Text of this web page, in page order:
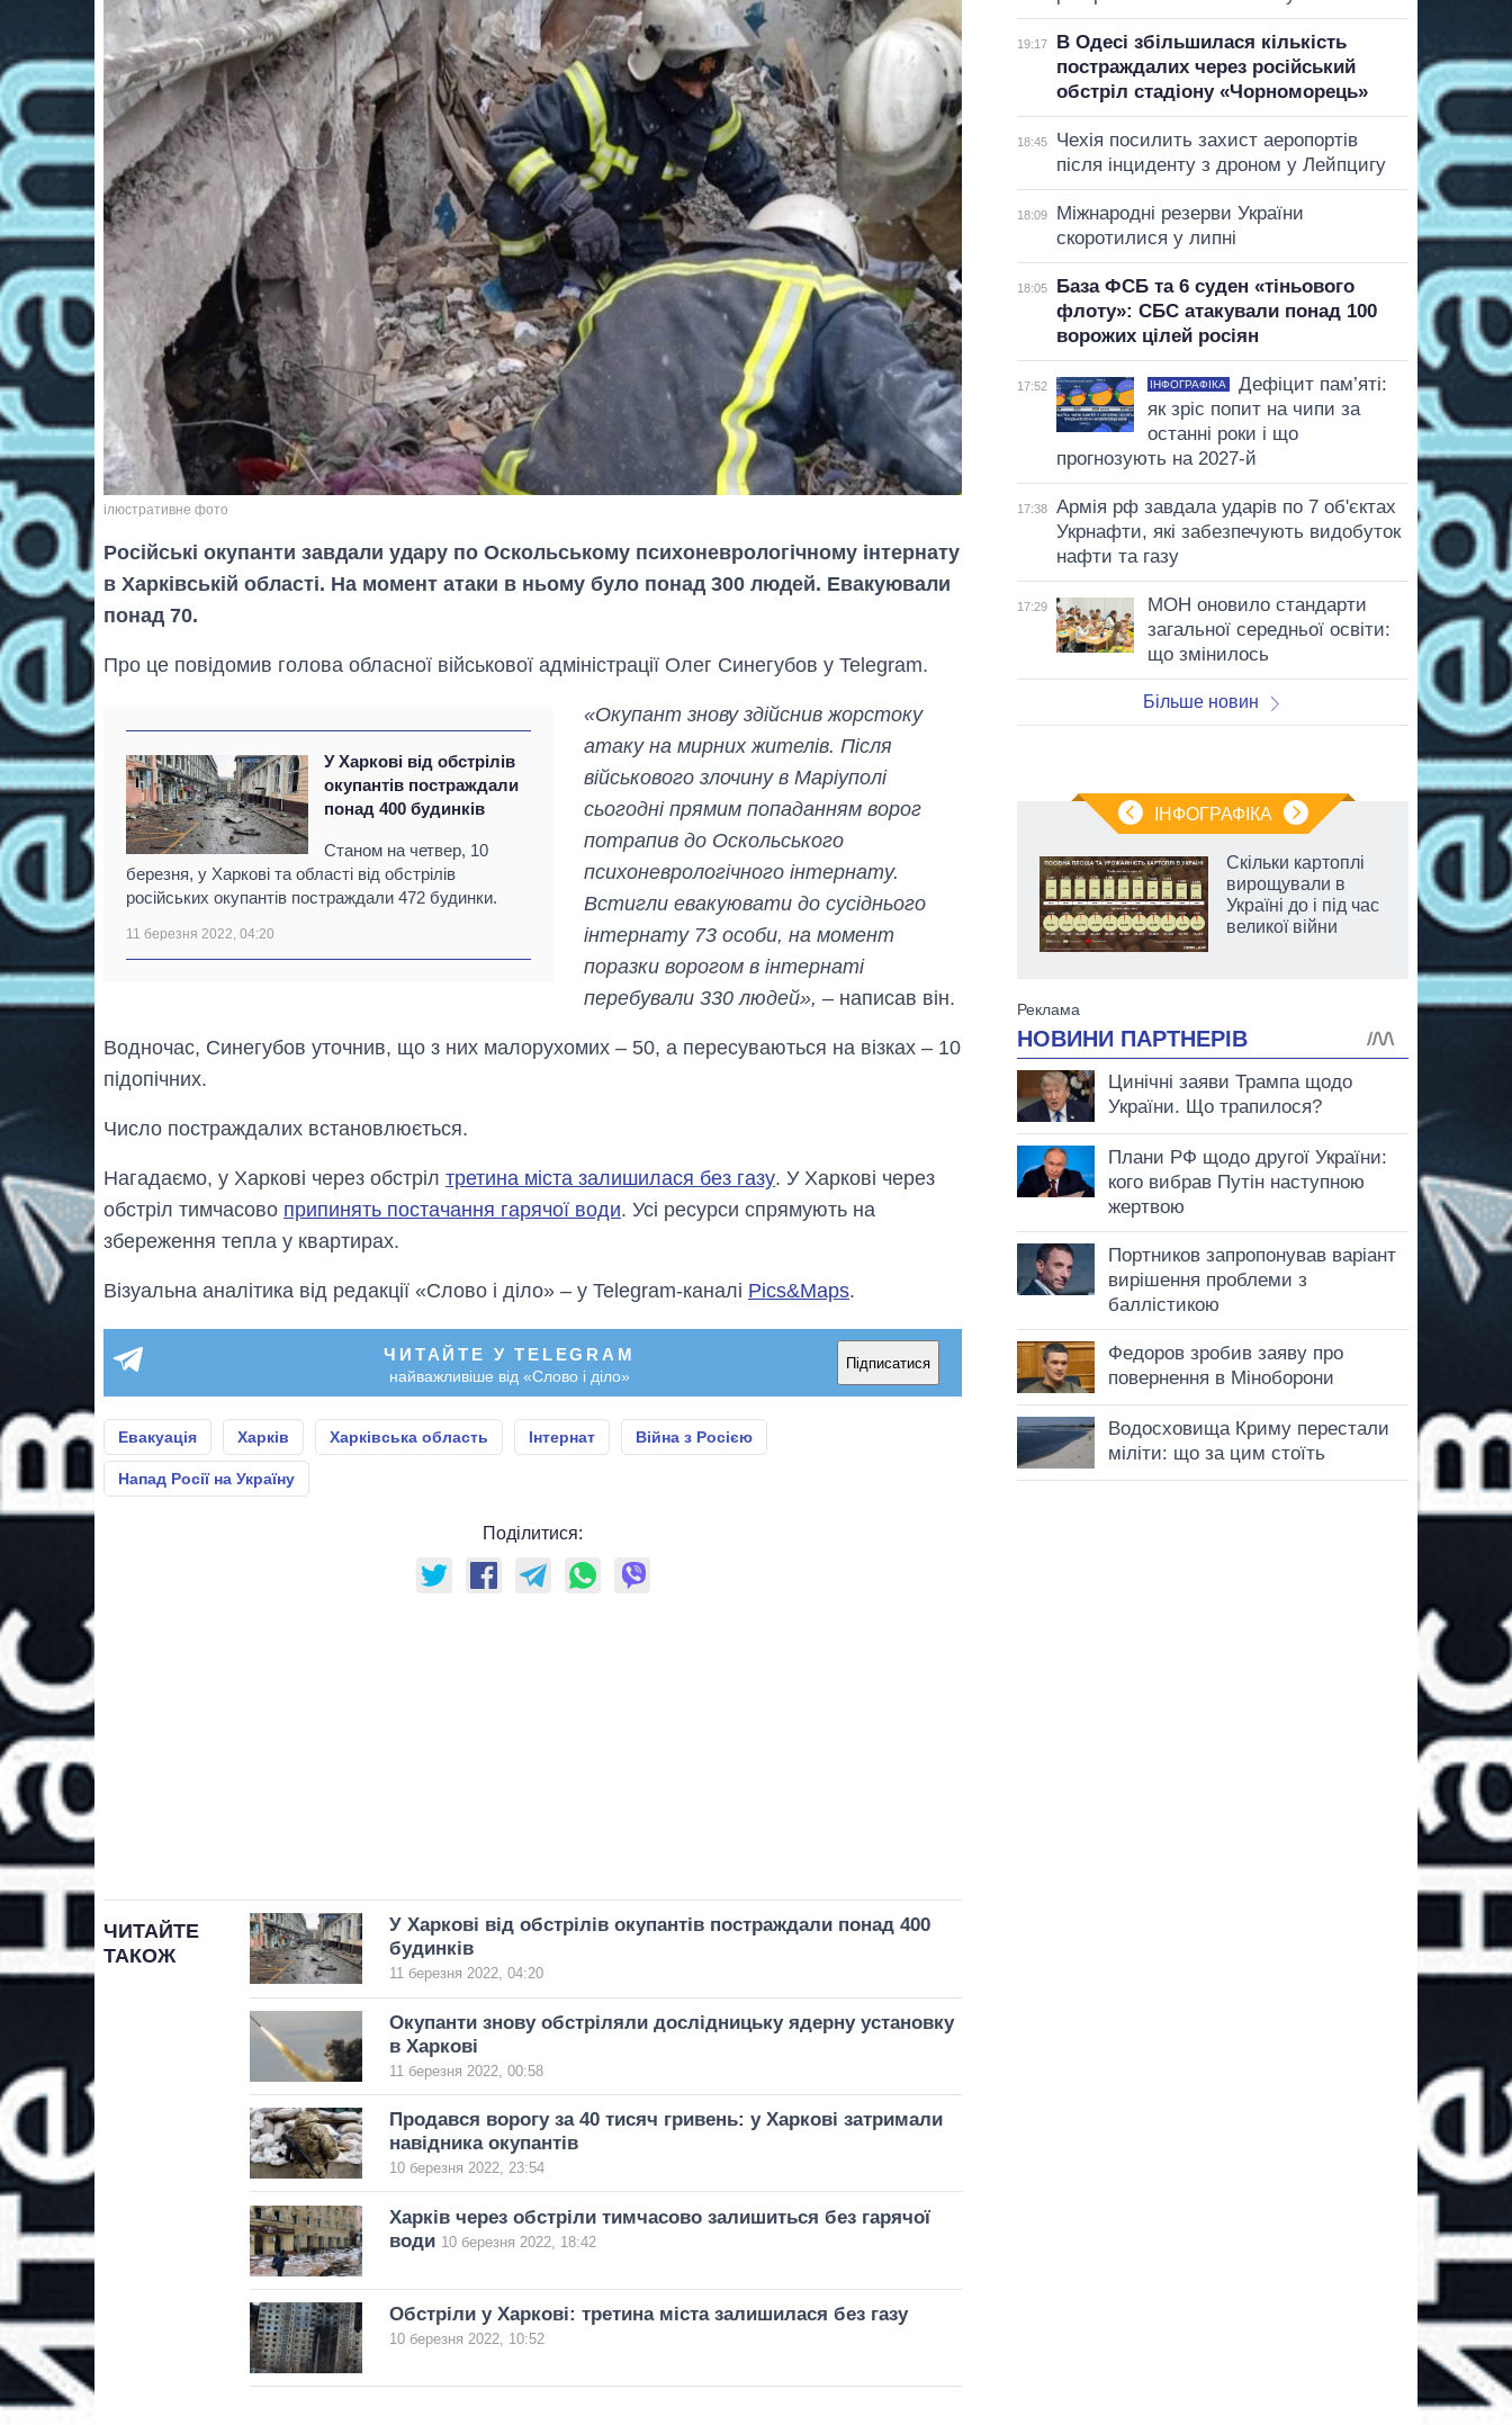
ілюстративне фото
Російські окупанти завдали удару по Оскольському психоневрологічному інтернату
в Харківській області. На момент атаки в ньому було понад 300 людей. Евакуювали
понад 70.
Про це повідомив голова обласної військової адміністрації Олег Синегубов у Telegram.
У Харкові від обстрілів
окупантів постраждали
понад 400 будинків
Станом на четвер, 10
березня, у Харкові та області від обстрілів
російських окупантів постраждали 472 будинки.
11 березня 2022, 04:20
«Окупант знову здійснив жорстоку
атаку на мирних жителів. Після
військового злочину в Маріуполі
сьогодні прямим попаданням ворог
потрапив до Оскольського
психоневрологічного інтернату.
Встигли евакуювати до сусіднього
інтернату 73 особи, на момент
поразки ворогом в інтернаті
перебували 330 людей», – написав він.
Водночас, Синегубов уточнив, що з них малорухомих – 50, а пересуваються на візках – 10
підопічних.
Число постраждалих встановлюється.
Нагадаємо, у Харкові через обстріл третина міста залишилася без газу. У Харкові через
обстріл тимчасово припинять постачання гарячої води. Усі ресурси спрямують на
збереження тепла у квартирах.
Візуальна аналітика від редакції «Слово і діло» – у Telegram-каналі Pics&Maps.
ЧИТАЙТЕ У TELEGRAM
найважливіше від «Слово і діло»
Підписатися
Евакуація Харків Харківська область Інтернат Війна з Росією
Напад Росії на Україну
Поділитися:
ЧИТАЙТЕ
ТАКОЖ
У Харкові від обстрілів окупантів постраждали понад 400
будинків
11 березня 2022, 04:20
Окупанти знову обстріляли дослідницьку ядерну установку
в Харкові
11 березня 2022, 00:58
Продався ворогу за 40 тисяч гривень: у Харкові затримали
навідника окупантів
10 березня 2022, 23:54
Харків через обстріли тимчасово залишиться без гарячої
води 10 березня 2022, 18:42
Обстріли у Харкові: третина міста залишилася без газу
10 березня 2022, 10:52
19:17
В Одесі збільшилася кількість
постраждалих через російський
обстріл стадіону «Чорноморець»
18:45
Чехія посилить захист аеропортів
після інциденту з дроном у Лейпцигу
18:09
Міжнародні резерви України
скоротилися у липні
18:05
База ФСБ та 6 суден «тіньового
флоту»: СБС атакували понад 100
ворожих цілей росіян
17:52 ІНФОГРАФІКА
Дефіцит пам’яті:
як зріс попит на чипи за
останні роки і що
прогнозують на 2027-й
17:38
Армія рф завдала ударів по 7 об'єктах
Укрнафти, які забезпечують видобуток
нафти та газу
17:29
МОН оновило стандарти
загальної середньої освіти:
що змінилось
Більше новин
ІНФОГРАФІКА
змінилася кількість
вступників на
бакалаврат,
магістратуру та
аспірантуру
Скільки картоплі
вирощували в
Україні до і під час
великої війни